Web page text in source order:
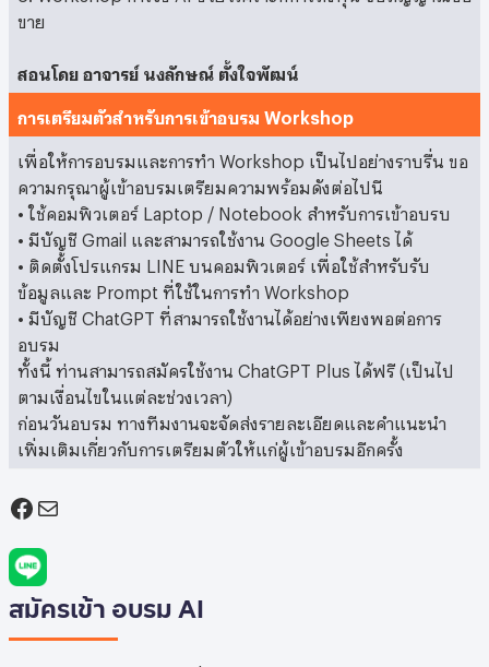
ขาย
สอนโดย อาจารย์ นงลักษณ์ ตั้งใจพัฒน์
การเตรียมตัวสำหรับการเข้าอบรม Workshop
เพื่อให้การอบรมและการทำ Workshop เป็นไปอย่างราบรื่น ขอ
ความกรุณาผู้เข้าอบรมเตรียมความพร้อมดังต่อไปนี
• ใช้คอมพิวเตอร์ Laptop / Notebook สำหรับการเข้าอบรบ
• มีบัญชี Gmail และสามารถใช้งาน Google Sheets ได้
• ติดตั้งโปรแกรม LINE บนคอมพิวเตอร์ เพื่อใช้สำหรับรับ
ข้อมูลและ Prompt ที่ใช้ในการทำ Workshop
• มีบัญชี ChatGPT ที่สามารถใช้งานได้อย่างเพียงพอต่อการ
อบรม
ทั้งนี้ ท่านสามารถสมัครใช้งาน ChatGPT Plus ได้ฟรี (เป็นไป
ตามเงื่อนไขในแต่ละช่วงเวลา)
ก่อนวันอบรม ทางทีมงานจะจัดส่งรายละเอียดและคำแนะนำ
เพิ่มเติมเกี่ยวกับการเตรียมตัวให้แก่ผู้เข้าอบรมอีกครั้ง
Facebook
Mail
สมัครเข้า อบรม AI